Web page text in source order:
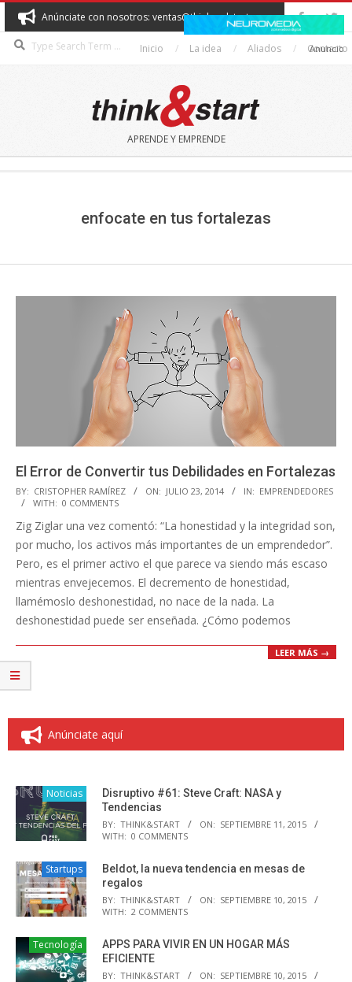
Skip
to
content
Anúnciate con nosotros: ventas@thinkandstart.com
Inicio La idea Aliados Contacto
THINK&START
APRENDE Y EMPRENDE
Anuncio
enfocate en tus fortalezas
El Error de Convertir tus Debilidades en Fortalezas
2014-
07-
23
BY: CRISTOPHER RAMÍREZ ON: JULIO 23, 2014 IN: EMPRENDEDORES
WITH: 0 COMMENTS
Zig Ziglar una vez comentó: “La honestidad y la integridad son,
por mucho, los activos más importantes de un emprendedor”.
Pero, es el primer activo el que parece va siendo más escaso
mientras envejecemos. El decremento de honestidad,
llamémoslo deshonestidad, no nace de la nada. La
deshonestidad puede ser enseñada. ¿Cómo podemos
LEER MÁS →
Anúnciate aquí
Noticias
Disruptivo #61: Steve Craft: NASA y
Tendencias
BY: THINK&START ON: SEPTIEMBRE 11, 2015
WITH: 0 COMMENTS
Startups
Beldot, la nueva tendencia en mesas de
regalos
BY: THINK&START ON: SEPTIEMBRE 10, 2015
WITH: 2 COMMENTS
Tecnología
APPS PARA VIVIR EN UN HOGAR MÁS
EFICIENTE
BY: THINK&START ON: SEPTIEMBRE 10, 2015